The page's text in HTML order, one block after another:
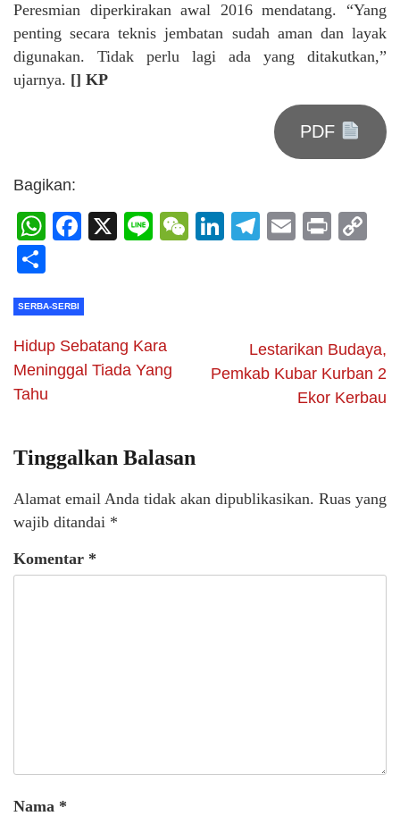
Peresmian diperkirakan awal 2016 mendatang. “Yang
penting secara teknis jembatan sudah aman dan layak
digunakan. Tidak perlu lagi ada yang ditakutkan,”
ujarnya. [] KP
PDF
Bagikan:
WhatsApp
Facebook
X LineWeChat
LinkedIn
Telegram
Email
Print
SERBA-SERBI
Hidup Sebatang Kara
Meninggal Tiada Yang
Tahu
Lestarikan Budaya,
Pemkab Kubar Kurban 2
Ekor Kerbau
Tinggalkan Balasan
Alamat email Anda tidak akan dipublikasikan. Ruas yang
wajib ditandai *
Komentar *
Nama *